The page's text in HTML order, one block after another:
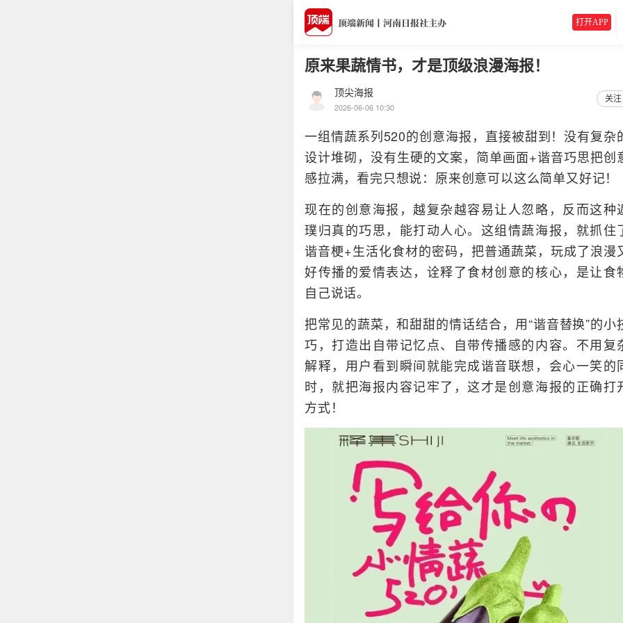
打开APP
原来果蔬情书，才是顶级浪漫海报！
顶尖海报
2026-06-06 10:30
关注
一组情蔬系列520的创意海报，直接被甜到！没有复杂
设计堆砌，没有生硬的文案，简单画面+谐音巧思把创
感拉满，看完只想说：原来创意可以这么简单又好记！
现在的创意海报，越复杂越容易让人忽略，反而这种
璞归真的巧思，能打动人心。这组情蔬海报，就抓住
谐音梗+生活化食材的密码，把普通蔬菜，玩成了浪漫
好传播的爱情表达，诠释了食材创意的核心，是让食
自己说话。
把常见的蔬菜，和甜甜的情话结合，用“谐音替换”的小
巧，打造出自带记忆点、自带传播感的内容。不用复
解释，用户看到瞬间就能完成谐音联想，会心一笑的
时，就把海报内容记牢了，这才是创意海报的正确打
方式！